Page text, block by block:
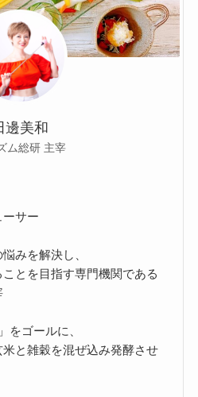
邊美和
ム総研 主宰
サー
みを解決し、
とを目指す専門機関である
をゴールに、
と雑穀を混ぜ込み発酵させ